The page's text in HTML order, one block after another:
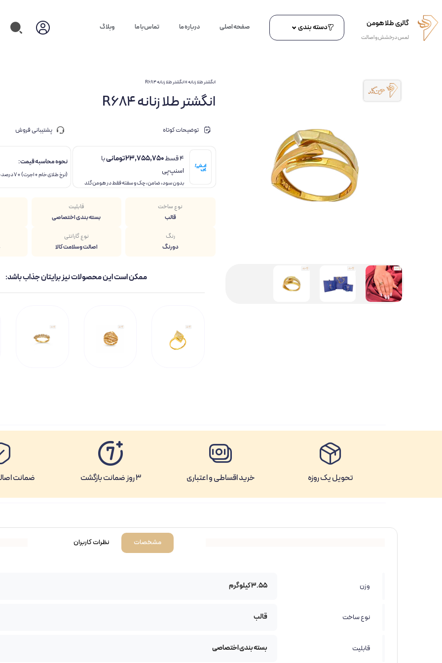
گالری طلا هومن
لمس درخشش و اصالت
دسته بندی صفحه اصلی درباره ما تماس با ما وبلاگ
انگشتر طلا زنانه»انگشتر طلا زنانه R684
انگشتر طلا زنانه R684
توضیحات کوتاه پشتیبانی فروش
4 قسط 23,755,750تومانیبا
اسنپ‌پی
بدون سود، ضامن، چک و سفته فقط در هومن گلد
نحوه محاسبه قیمت :
(نرخ طلای خام + اجرت) + 7 درصد سود + 10 درصد مالیات
نوع ساخت
قالب
قابلیت
بسته بندی اختصاصی
رنگ
دو رنگ
نوع گارانتی
اصالت وسلامت کالا
ممکن است این محصولات نیز برایتان جذاب باشد:
تحویل یک روزه خرید اقساطی و اعتباری 3 روز ضمانت بازگشت ضمانت
مشخصات نظرات کاربران
وزن 3.55 کیلوگرم
نوع ساخت قالب
قابلیت بسته بندی اختصاصی